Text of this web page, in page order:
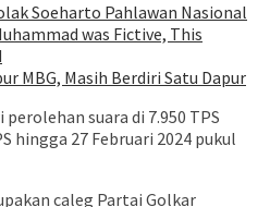
Soeharto Pahlawan Nasional
was Fictive, This
MBG, Masih Berdiri Satu Dapur
suara di 7.950 TPS
hingga 27 Februari 2024 pukul
caleg Partai Golkar